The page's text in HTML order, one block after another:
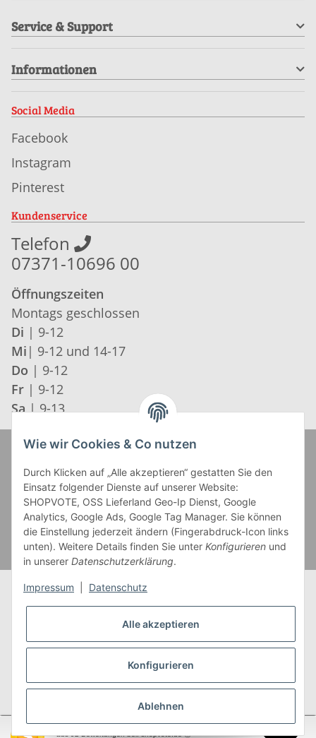
Service & Support
Informationen
Social Media
Facebook
Instagram
Pinterest
Kundenservice
Telefon
07371-10696 00
Öffnungszeiten
Montags geschlossen
Di | 9-12
Mi | 9-12 und 14-17
Do | 9-12
Fr | 9-12
Sa | 9-13
* Alle Preise inkl. gesetzlicher USt., zzgl.Versand
** Gilt für Lieferungen innerhalb Deutschlands,
Lieferzeiten für andere Länder entnehmen Sie bitte
Versandkostenübersicht
Wie wir Cookies & Co nutzen
Durch Klicken auf „Alle akzeptieren“ gestatten Sie den
Einsatz folgender Dienste auf unserer Website:
SHOPVOTE, OSS Lieferland Geo-Ip Dienst, Google
Analytics, Google Ads, Google Tag Manager. Sie können
die Einstellung jederzeit ändern (Fingerabdruck-Icon links
unten). Weitere Details finden Sie unter Konfigurieren und
in unserer Datenschutzerklärung.
Impressum Datenschutz
Alle akzeptieren
Konfigurieren
Ablehnen
SEHR GUT (4.95 / 5)
aus92Bewertungen bei: shopvote.de ⓘ